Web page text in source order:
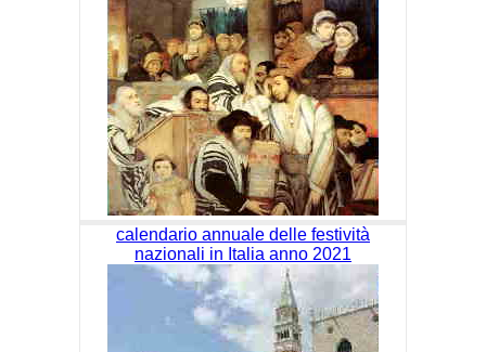
calendario annuale delle festività
nazionali in Italia anno 2021